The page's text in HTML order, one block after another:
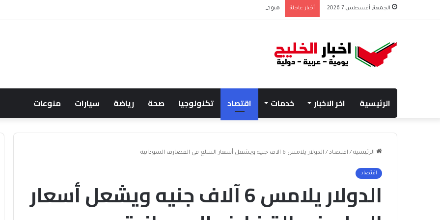
الجمعة, أغسطس 7 2026 أخبار عاجلة هبوط الأسهم والذهب وصعود النفط يعقّد مسار الفدرالي
الرئيسية اخر الاخبار خدمات اقتصاد تكنولوجيا صحة رياضة سيارات منوعات
الرئيسية / اقتصاد / الدولار يلامس 6 آلاف جنيه ويشعل أسعار السلع في القضارف السودانية
اقتصاد
الدولار يلامس 6 آلاف جنيه ويشعل أسعار